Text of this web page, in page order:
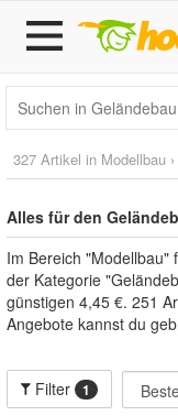
327 Artikel in Modellbau ›
Alles für den
Im Bereich "Modellbau"
der Kategorie
günstigen 4,45 €. 251
Angebote kannst du
Filter 1